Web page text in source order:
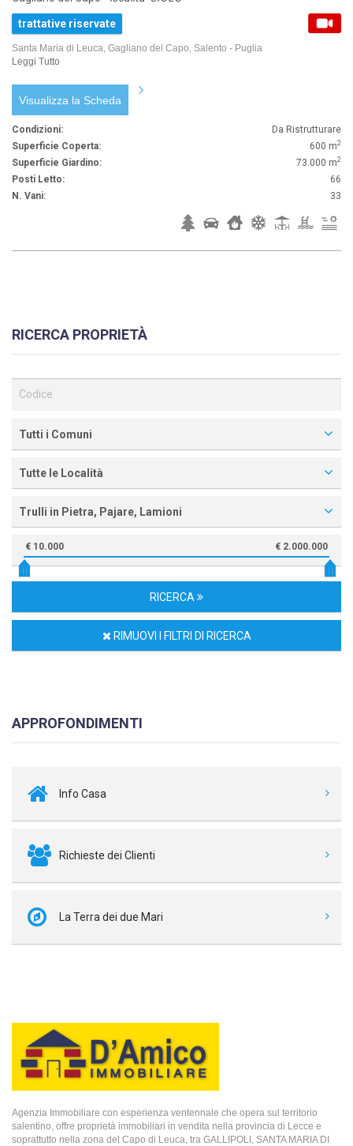
trattative riservate
Santa Maria di Leuca, Gagliano del Capo, Salento - Puglia
Leggi Tutto
Visualizza la Scheda
Condizioni:
Da Ristrutturare
Superficie Coperta:
600 m2
Superficie Giardino: 73.000 m2
Posti Letto:
66
N. Vani:
33
RICERCA PROPRIETÀ
Tutti i Comuni
Tutte le Località
Trulli in Pietra, Pajare, Lamioni
€ 10.000 € 2.000.000
RICERCA
RIMUOVI I FILTRI DI RICERCA
APPROFONDIMENTI
Info Casa
Richieste dei Clienti
La Terra dei due Mari
Agenzia Immobiliare con esperienza ventennale che opera sul territorio
salentino, offre proprietà immobiliari in vendita nella provincia di Lecce e
soprattutto nella zona del Capo di Leuca, tra GALLIPOLI, SANTA MARIA DI